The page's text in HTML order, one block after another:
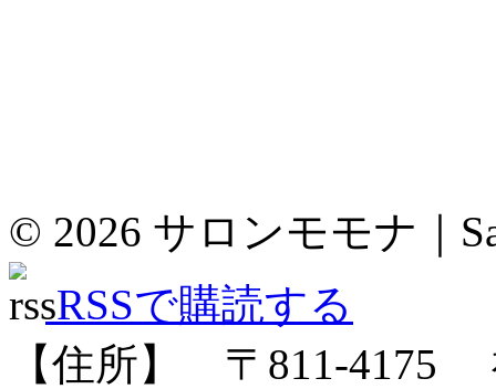
© 2026 サロンモモナ｜
RSSで購読する
【住所】 〒 811-4175